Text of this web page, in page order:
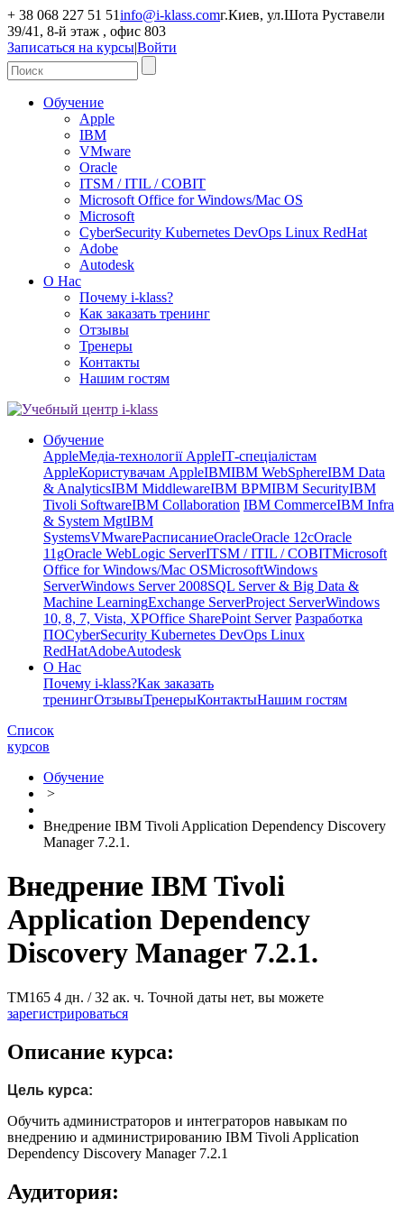
+ 38 068 227 51 51info@i-klass.comг.Киев, ул.Шота Руставели
39/41, 8-й этаж , офис 803
Записаться на курсы|Войти
Обучение
Apple
IBM
VMware
Oracle
ITSM / ITIL / COBIT
Microsoft Office for Windows/Mac OS
Microsoft
CyberSecurity Kubernetes DevOps Linux RedHat
Adobe
Autodesk
О Нас
Почему i-klass?
Как заказать тренинг
Отзывы
Тренеры
Контакты
Нашим гостям
Обучение
AppleМедіа-технології AppleІТ-спеціалістам
AppleКористувачам AppleIBMIBM WebSphereIBM Data
& AnalyticsIBM MiddlewareIBM BPMIBM SecurityIBM
Tivoli SoftwareIBM Collaboration IBM CommerceIBM Infra
& System MgtIBM
SystemsVMwareРасписаниеOracleOracle 12cOracle
11gOracle WebLogic ServerITSM / ITIL / COBITMicrosoft
Office for Windows/Mac OSMicrosoftWindows
ServerWindows Server 2008SQL Server & Big Data &
Machine LearningExchange ServerProject ServerWindows
10, 8, 7, Vista, XPOffice SharePoint Server Разработка
ПОCyberSecurity Kubernetes DevOps Linux
RedHatAdobeAutodesk
О Нас
Почему i-klass?Как заказать
тренингОтзывыТренерыКонтактыНашим гостям
Список
курсов
Обучение
>
Внедрение IBM Tivoli Application Dependency Discovery
Manager 7.2.1.
Внедрение IBM Tivoli
Application Dependency
Discovery Manager 7.2.1.
ТМ165 4 дн. / 32 ак. ч. Точной даты нет, вы можете
зарегистрироваться
Описание курса:
Цель курса:
Обучить администраторов и интеграторов навыкам по
внедрению и администрированию IBM Tivoli Application
Dependency Discovery Manager 7.2.1
Аудитория: